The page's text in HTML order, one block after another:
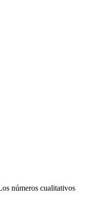
números cualitativos